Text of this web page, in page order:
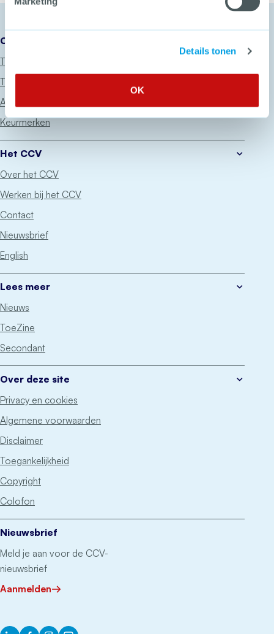
Details tonen
OK
Onze diensten
Thema’s
Trainingen
Advies
Keurmerken
Het CCV
Over het CCV
Werken bij het CCV
Contact
Nieuwsbrief
English
Lees meer
Nieuws
ToeZine
Secondant
Over deze site
Privacy en cookies
Algemene voorwaarden
Disclaimer
Toegankelijkheid
Copyright
Colofon
Nieuwsbrief
Meld je aan voor de CCV-
nieuwsbrief
Aanmelden